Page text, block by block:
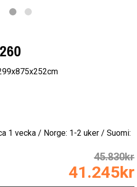
1 vecka / Norge: 1-2 uker / Suomi:
45.830kr
41.245kr